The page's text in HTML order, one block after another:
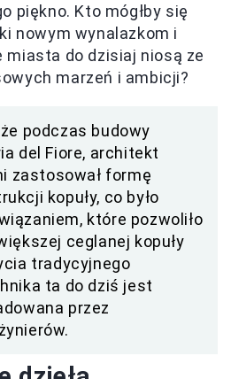
piękno. Kto mógłby się
nowym wynalazkom i
miasta do dzisiaj niosą ze
marzeń i ambicji?
podczas budowy
del Fiore, architekt
zastosował formę
kopuły, co było
które pozwoliło
ceglanej kopuły
tradycyjnego
ta do dziś jest
przez